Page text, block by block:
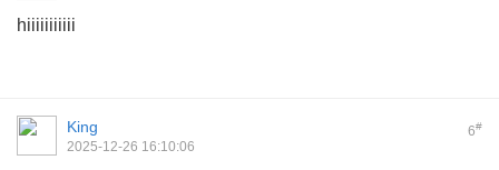
hiiiiiiiiiii
6#
King
2025-12-26 16:10:06